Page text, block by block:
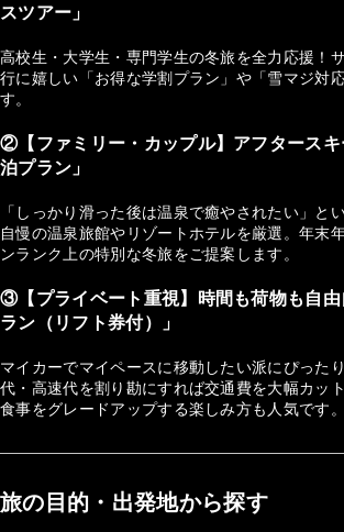
スツアー」
高校生・大学生・専門学生の冬旅を全力応援！
行に嬉しい「お得な学割プラン」や「雪マジ対
す。
②【ファミリー・カップル】アフタース
泊プラン」
「しっかり滑った後は温泉で癒やされたい」と
自慢の温泉旅館やリゾートホテルを厳選。年末
ンランク上の特別な冬旅をご提案します。
③【プライベート重視】時間も荷物も自
ラン（リフト券付）」
マイカーでマイペースに移動したい派にぴった
代・高速代を割り勘にすれば交通費を大幅カッ
食事をグレードアップする楽しみ方も人気です。
旅の目的・出発地から探す